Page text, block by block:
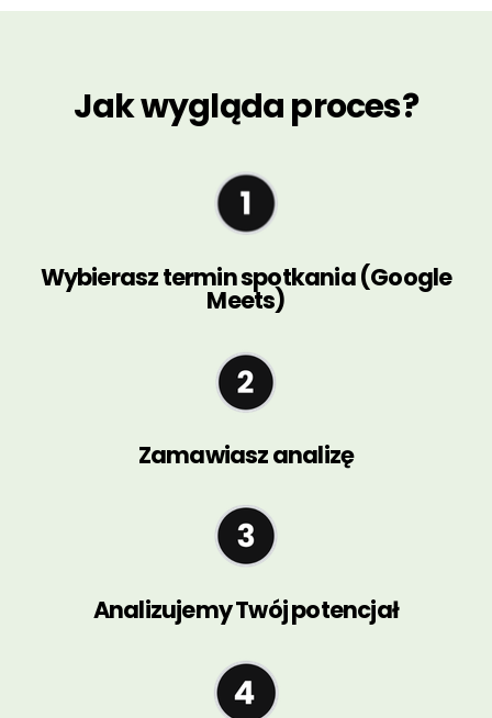
Jak wygląda proces?
Wybierasz termin spotkania (Google
Meets)
Zamawiasz analizę
Analizujemy Twój potencjał